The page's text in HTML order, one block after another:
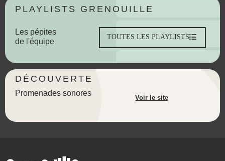
PLAYLISTS GRENOUILLE
Les pépites
de l'équipe
TOUTES LES PLAYLISTS
DÉCOUVERTE
Promenades sonores
Voir le site